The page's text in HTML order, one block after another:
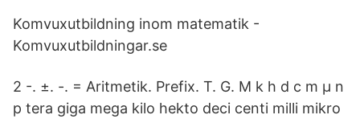
Komvuxutbildning inom matematik -
Komvuxutbildningar.se
2 -. ±. -. = Aritmetik. Prefix. T. G. M k h d c m μ n
p tera giga mega kilo hekto deci centi milli mikro